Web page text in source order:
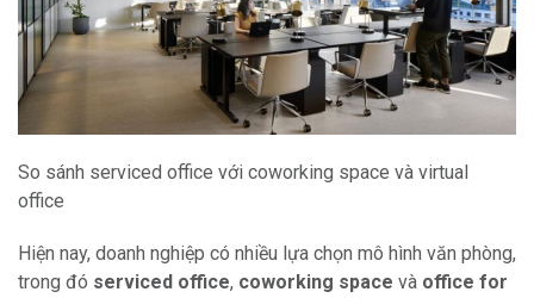
So sánh serviced office với coworking space và virtual
office
Hiện nay, doanh nghiệp có nhiều lựa chọn mô hình văn phòng,
trong đó serviced office, coworking space và office for